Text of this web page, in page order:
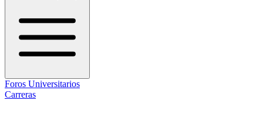
Foros Universitarios
Carreras